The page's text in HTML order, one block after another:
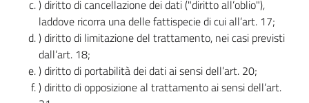
) diritto di cancellazione dei dati ("diritto all’oblio"),
laddove ricorra una delle fattispecie di cui all’art. 17;
) diritto di limitazione del trattamento, nei casi previsti
dall’art. 18;
) diritto di portabilità dei dati ai sensi dell’art. 20;
) diritto di opposizione al trattamento ai sensi dell’art.